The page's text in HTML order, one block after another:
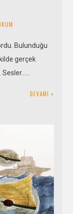
Bulunduğu
gerçek
DEVAMI